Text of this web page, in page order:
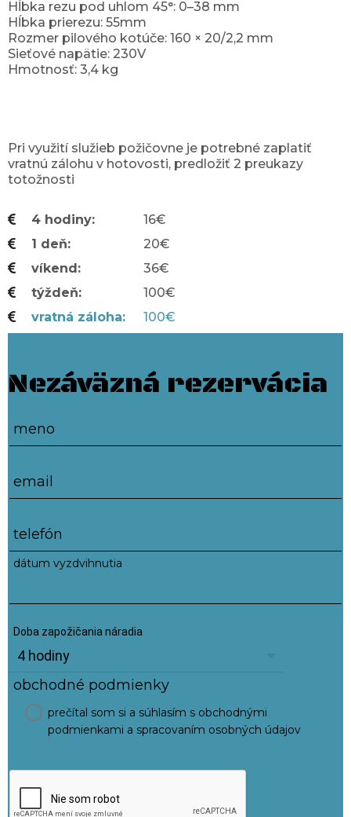
Hĺbka rezu pod uhlom 45°: 0–38 mm
Hĺbka prierezu: 55mm
Rozmer pilového kotúče: 160 × 20/2,2 mm
Sieťové napätie: 230V
Hmotnosť: 3,4 kg
Pri využití služieb požičovne je potrebné zaplatiť
vratnú zálohu v hotovosti, predložiť 2 preukazy
totožnosti
4 hodiny
16€
1 deň
20€
víkend
36€
týždeň
100€
vratná záloha
100€
Nezáväzná rezervácia
meno
email
telefón
dátum vyzdvihnutia
Doba zapožičania náradia
obchodné podmienky
prečítal som si a súhlasím s obchodnými
podmienkami a spracovaním osobných údajov